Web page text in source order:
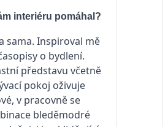
interiéru pomáhal?
sama. Inspiroval mě
o bydlení.
představu včetně
pokoj oživuje
v pracovně se
bleděmodré